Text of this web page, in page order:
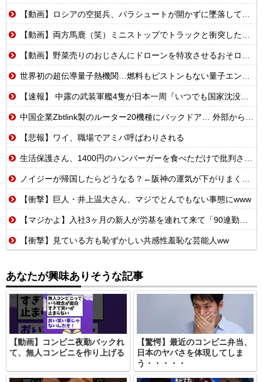
【動画】ロシアの空挺兵、パラシュートが開かずに墜落してしまう。
【動画】両方馬鹿（笑）ミニストップでトラックと衝突したドラレコが（ノ∇`）
【動画】野菜売りのおじさんにドローンを特攻させるおそロシア。
世界初の超伝導量子熱機関…燃料もピストンもない量子エンジンが回った！
【速報】 中露の武装軍艦4隻が日本一周『いつでも国家沈没させられるぞ』
中国企業Zbtlink製のルーター20機種にバックドア… 外部から完全制御のおそれ
【悲報】ワイ、職場でアミバ呼ばわりされる
生活保護さん、1400円のハンバーガーを食べただけで批判される
ノイジーが帰国したらどうなる？←阪神の運気が下がりまくるやろな
【衝撃】巨人・井上温大さん、マジでとんでもない事態にwww
【マジかよ】入社3ヶ月の新人が労基を連れて来て「90連勤させられました」「労働基準法違反です」→俺「彼は30連休中ですが?」
【衝撃】見ている方も恥ずかしい共感性羞恥な芸能人ww
あなたが興味ありそうな記事
【動画】コンビニ夜勤バックれ
て、無人コンビニを作り上げる
【驚愕】最近のコンビニ弁当、
日本のヤバさを体現してしま
う・・・・・